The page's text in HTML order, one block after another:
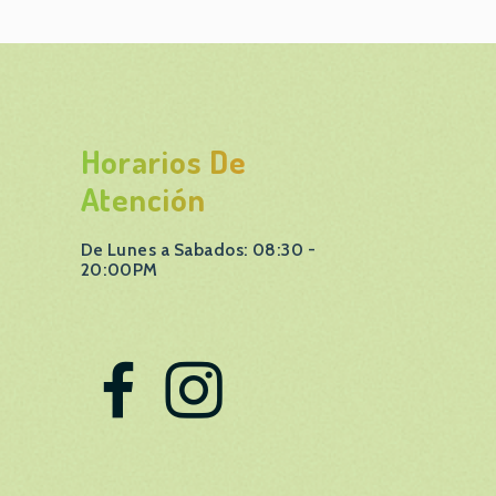
Horarios De
Atención
De Lunes a Sabados: 08:30 -
20:00PM